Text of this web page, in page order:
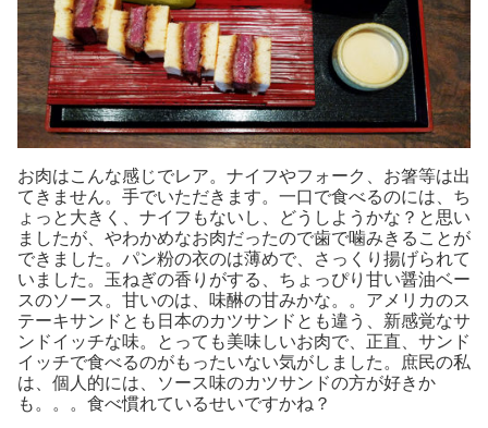
お肉はこんな感じでレア。ナイフやフォーク、お箸等は出
てきません。手でいただきます。一口で食べるのには、ち
ょっと大きく、ナイフもないし、どうしようかな？と思い
ましたが、やわかめなお肉だったので歯で噛みきることが
できました。パン粉の衣のは薄めで、さっくり揚げられて
いました。玉ねぎの香りがする、ちょっぴり甘い醤油ベー
スのソース。甘いのは、味醂の甘みかな。。アメリカのス
テーキサンドとも日本のカツサンドとも違う、新感覚なサ
ンドイッチな味。とっても美味しいお肉で、正直、サンド
イッチで食べるのがもったいない気がしました。庶民の私
は、個人的には、ソース味のカツサンドの方が好きか
も。。。食べ慣れているせいですかね？